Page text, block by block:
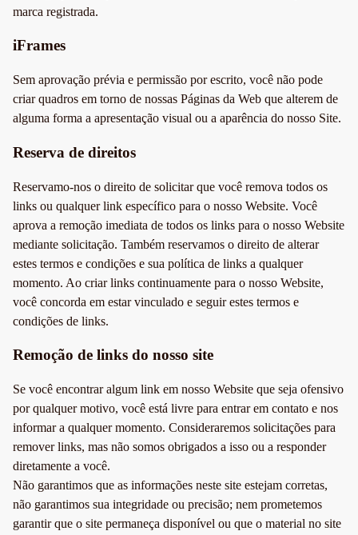
marca registrada.
iFrames
Sem aprovação prévia e permissão por escrito, você não pode
criar quadros em torno de nossas Páginas da Web que alterem de
alguma forma a apresentação visual ou a aparência do nosso Site.
Reserva de direitos
Reservamo-nos o direito de solicitar que você remova todos os
links ou qualquer link específico para o nosso Website. Você
aprova a remoção imediata de todos os links para o nosso Website
mediante solicitação. Também reservamos o direito de alterar
estes termos e condições e sua política de links a qualquer
momento. Ao criar links continuamente para o nosso Website,
você concorda em estar vinculado e seguir estes termos e
condições de links.
Remoção de links do nosso site
Se você encontrar algum link em nosso Website que seja ofensivo
por qualquer motivo, você está livre para entrar em contato e nos
informar a qualquer momento. Consideraremos solicitações para
remover links, mas não somos obrigados a isso ou a responder
diretamente a você.
Não garantimos que as informações neste site estejam corretas,
não garantimos sua integridade ou precisão; nem prometemos
garantir que o site permaneça disponível ou que o material no site